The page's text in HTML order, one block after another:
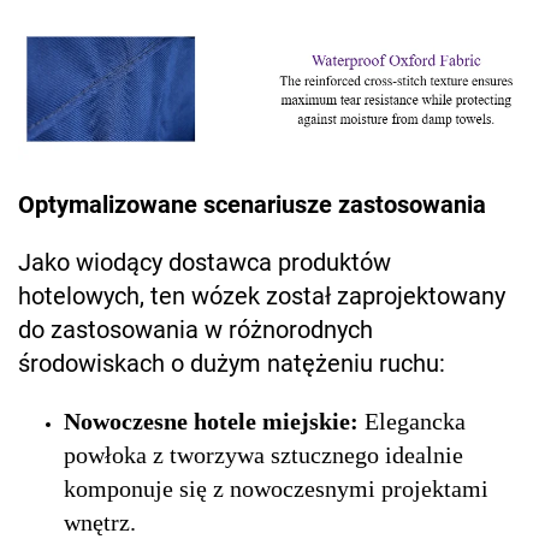
Optymalizowane scenariusze zastosowania
Jako wiodący dostawca produktów
hotelowych, ten wózek został zaprojektowany
do zastosowania w różnorodnych
środowiskach o dużym natężeniu ruchu:
Nowoczesne hotele miejskie: Elegancka
powłoka z tworzywa sztucznego idealnie
komponuje się z nowoczesnymi projektami
wnętrz.